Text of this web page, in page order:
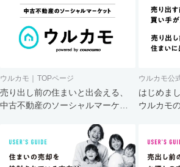
ウルカモ｜TOPページ
売り出し前の住まいと出会える、
中古不動産のソーシャルマーケッ
ウルカモ公
はじめま
ウルカモ